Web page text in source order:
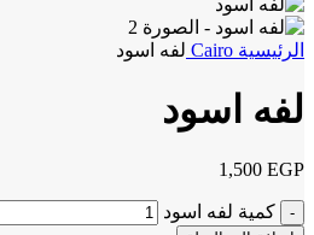
الرئيسية Cairo لفه اسود
لفه اسود
1,500 EGP
كمية لفه اسود